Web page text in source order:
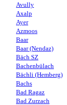
Avully
Axalp
Ayer
Azmoos
Baar
Baar (Nendaz)
Bäch SZ
Bachenbülach
Bächli (Hemberg)
Bachs
Bad Ragaz
Bad Zurzach